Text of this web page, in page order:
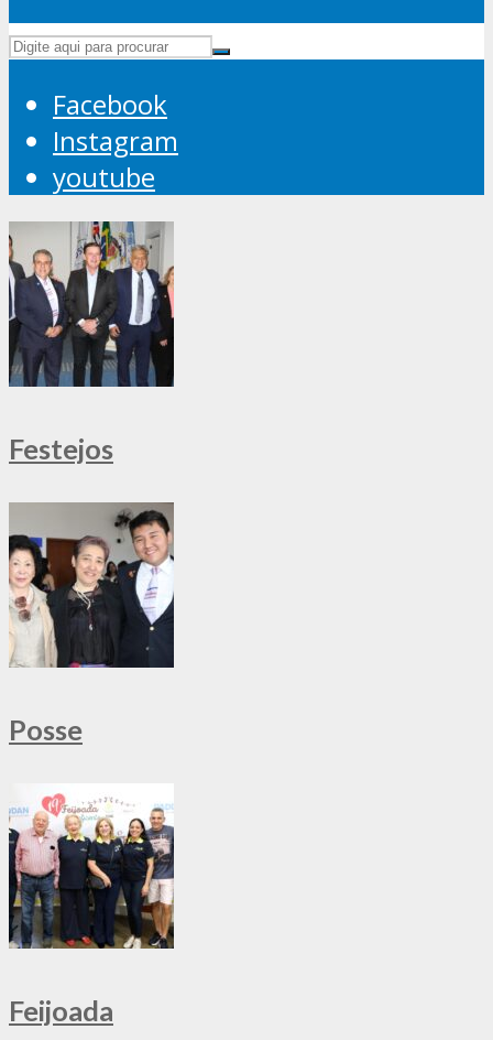
Facebook
Instagram
youtube
Festejos
Posse
Feijoada